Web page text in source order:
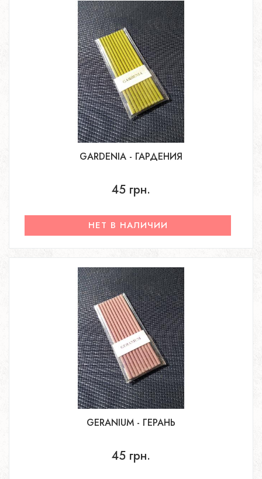
GARDENIA - ГАРДЕНИЯ
45 грн.
НЕТ В НАЛИЧИИ
GERANIUM - ГЕРАНЬ
45 грн.